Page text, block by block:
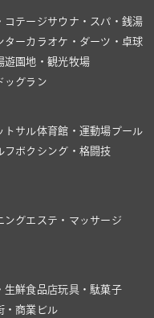
コテージサウナ・スパ・銭湯
ターカラオケ・ダーツ・卓球
遊園地・観光牧場
ッグラン
トサル体育館・運動場プール
フ ボクシング・格闘技
ングエステ・マッサージ
生鮮食品店玩具・駄菓子
・商業ビル